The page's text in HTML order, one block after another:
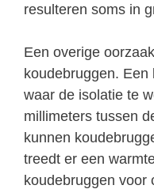
resulteren soms in
Een overige
koudebruggen.
waar de isolatie te
millimeters tussen
kunnen
treedt er een
koudebruggen voor